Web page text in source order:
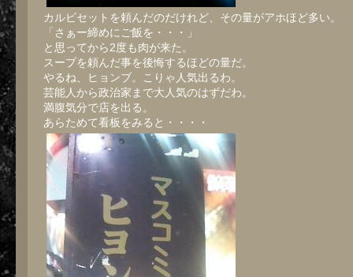
カルビセットを頼んだのだけれど、その量がアホほど多い。
「さぁー締めにご飯を・・・」
と思ってから2度も肉が来た。
スープを頼んだ事を後悔するほどの量だ。
やるね、ヒョンブ。こりゃ人気出るわ。
芸能人から政治家まで大人気のはずだわ。
満腹気分で店を出る。
あらためて看板をみると・・・・